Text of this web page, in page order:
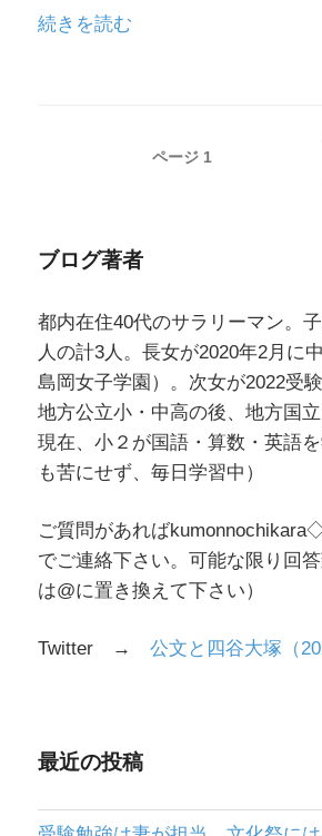
年）
の
“公
小
生
の
生
徒
数
推
（小
学
１
～
（2018
年
2
続きを読む
ビ
ゲ
ー
シ
ョ
ン
ページ 1
ブログ著者
都内在住40代のサラリーマン。
人の計3人。長女が2020年2月に
島岡女子学園）。次女が2022受
地方公立小・中高の後、地方国
現在、小２が国語・算数・英語
も苦にせず、毎日学習中）
ご質問があれば
でご連絡下さい。可能な限り回
は@に置き換えて下さい）
Twitter → 公文と四谷大塚（
最近の投稿